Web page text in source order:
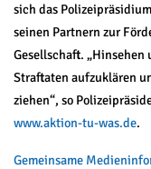
sich das
seinen Partnern zur
Gesellschaft.
Straftaten aufzuklären
ziehen“, so
www.aktion-tu-was.de.
Gemeinsame